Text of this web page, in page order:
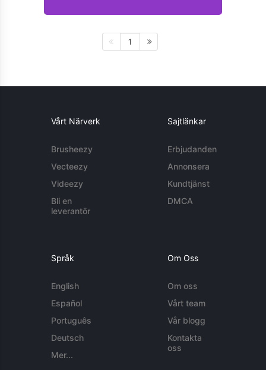
1
Vårt Närverk
Brusheezy
Vecteezy
Videezy
Bli en
leverantör
Sajtlänkar
Erbjudanden
Annonsera
Kundtjänst
DMCA
Språk
English
Español
Português
Deutsch
Mer...
Om Oss
Om oss
Vårt team
Vår blogg
Kontakta
oss